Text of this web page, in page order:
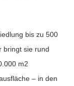
bis zu 500
bringt sie rund
m2
– in den